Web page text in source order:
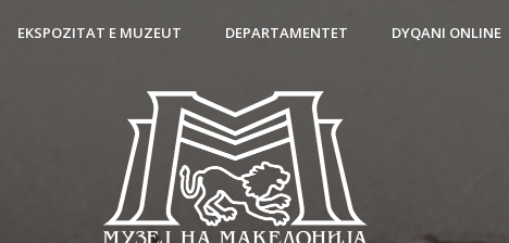
EKSPOZITAT E MUZEUT DEPARTAMENTET DYQANI ONLINE